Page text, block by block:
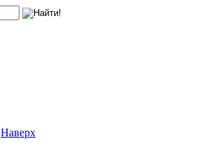
Наверх